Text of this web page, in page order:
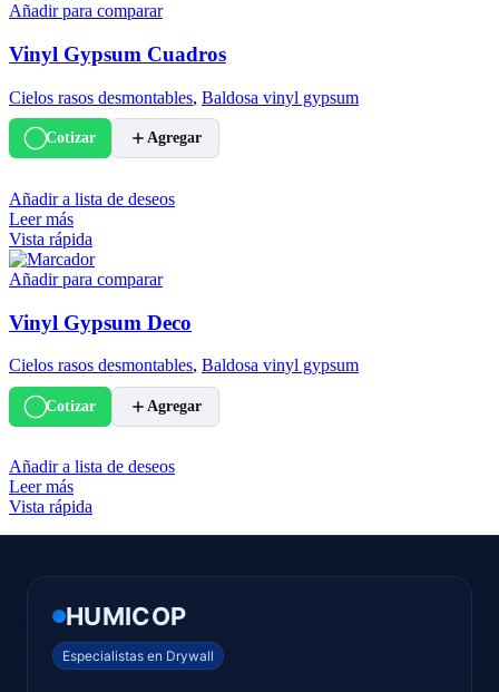
Añadir para comparar
Vinyl Gypsum Cuadros
Cielos rasos desmontables, Baldosa vinyl gypsum
Cotizar Agregar
Añadir a lista de deseos
Leer más
Vista rápida
Añadir para comparar
Vinyl Gypsum Deco
Cielos rasos desmontables, Baldosa vinyl gypsum
Cotizar Agregar
Añadir a lista de deseos
Leer más
Vista rápida
HUMICOP
Especialistas en Drywall